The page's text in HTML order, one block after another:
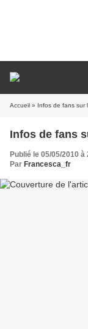
Accueil » Infos de fans sur
Infos de fans
Publié le 05/05/2010 à
Par Francesca_fr